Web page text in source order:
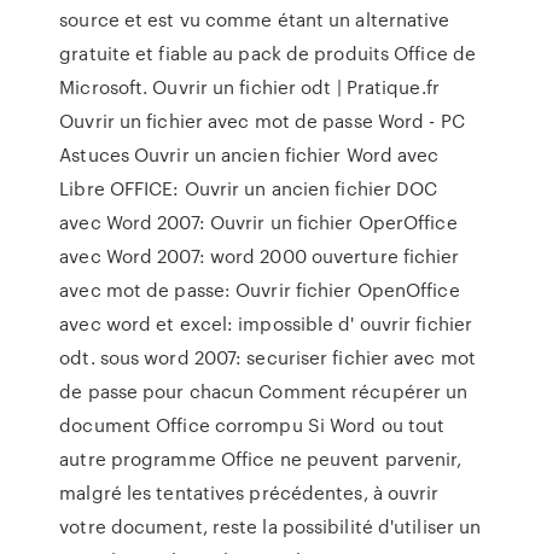
source et est vu comme étant un alternative
gratuite et fiable au pack de produits Office de
Microsoft. Ouvrir un fichier odt | Pratique.fr
Ouvrir un fichier avec mot de passe Word - PC
Astuces Ouvrir un ancien fichier Word avec
Libre OFFICE: Ouvrir un ancien fichier DOC
avec Word 2007: Ouvrir un fichier OperOffice
avec Word 2007: word 2000 ouverture fichier
avec mot de passe: Ouvrir fichier OpenOffice
avec word et excel: impossible d' ouvrir fichier
odt. sous word 2007: securiser fichier avec mot
de passe pour chacun Comment récupérer un
document Office corrompu Si Word ou tout
autre programme Office ne peuvent parvenir,
malgré les tentatives précédentes, à ouvrir
votre document, reste la possibilité d'utiliser un